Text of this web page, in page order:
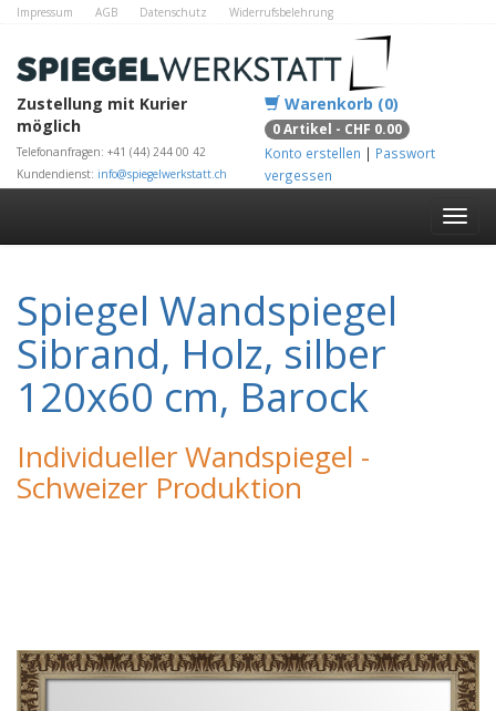
Impressum AGB Datenschutz
Widerrufsbelehrung
Zustellung mit Kurier
möglich
Telefonanfragen: +41 (44) 244 00 42
Kundendienst: info@spiegelwerkstatt.ch
Warenkorb (0)
0 Artikel - CHF 0.00
Konto erstellen | Passwort
vergessen
Spiegel Wandspiegel
Sibrand, Holz, silber
120x60 cm, Barock
Individueller Wandspiegel -
Schweizer Produktion